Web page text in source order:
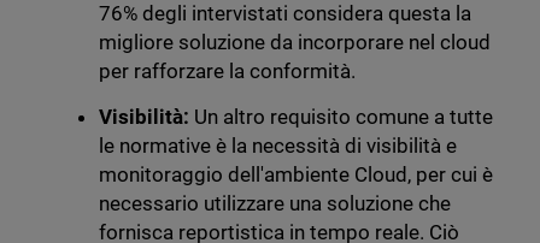
76% degli intervistati considera questa la
migliore soluzione da incorporare nel cloud
per rafforzare la conformità.
Visibilità: Un altro requisito comune a tutte
le normative è la necessità di visibilità e
monitoraggio dell'ambiente Cloud, per cui è
necessario utilizzare una soluzione che
fornisca reportistica in tempo reale. Ciò